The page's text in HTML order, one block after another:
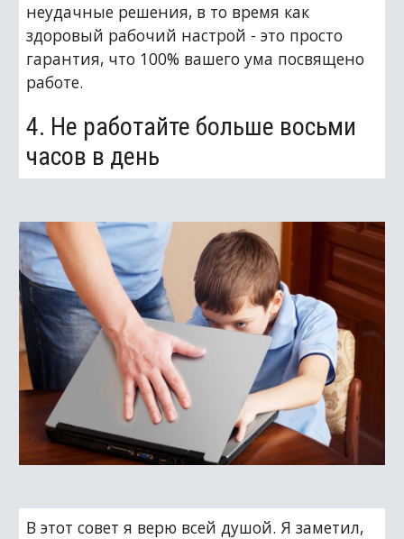
неудачные решения, в то время как
здоровый рабочий настрой - это просто
гарантия, что 100% вашего ума посвящено
работе.
4. Не работайте больше восьми
часов в день
В этот совет я верю всей душой. Я заметил,